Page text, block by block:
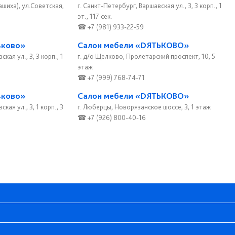
ул.Советская,
г. Санкт-Петербург, Варшавская ул., 3, 3 корп., 1
эт., 117 сек.
☎ +7 (981) 933-22-59
ул., 3, 3 корп., 1
Салон мебели «DЯТЬКОВО»
г. д/о Щелково, Пролетарский проспект, 10, 5
этаж
☎ +7 (999) 768-74-71
ул., 3, 1 корп., 3
Салон мебели «DЯТЬКОВО»
г. Люберцы, Новорязанское шоссе, 3, 1 этаж
☎ +7 (926) 800-40-16